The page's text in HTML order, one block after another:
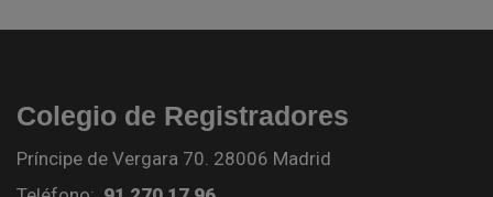
Colegio de Registradores
Príncipe de Vergara 70. 28006 Madrid